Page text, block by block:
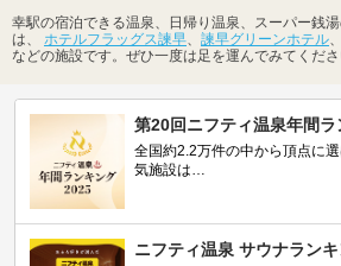
幸駅の宿泊できる温泉、日帰り温泉、スーパー銭
は、 ホテルフラッグス諫早、 諫早グリーンホテル、
などの施設です。ぜひ一度は足を運んでみてくださ
第20回ニフティ温泉年間
全国約2.2万件の中から頂点に
気施設は…
ニフティ温泉 サウナラン